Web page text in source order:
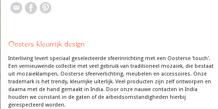
Oosters kleurrijk design
Interliving levert speciaal geselecteerde sfeerinrichting met een Oosterse 'touch'.
Een vernieuwende collectie met veel gebruik van traditioneel mozaiek, die bestaat
uit mozaieklampen, Oosterse sfeerverlichting, meubelen en accessoires. Onze
trademark is het trendy, kleurrijke uiterlijk. Veel producten zijn zelf ontworpen en
daarna met de hand gemaakt in India. Door onze nauwe contacten in India
houden we constant in de gaten of de arbeidsomstandigheden hierbij
gerespecteerd worden.